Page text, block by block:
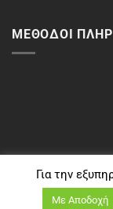
ΜΈΘΟΔΟΙ
Για την
Με Αποδοχή